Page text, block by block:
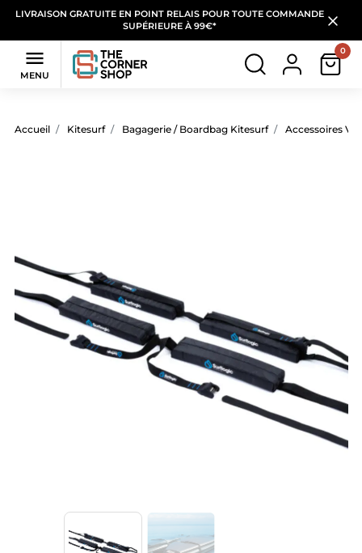
LIVRAISON GRATUITE EN POINT RELAIS POUR TOUTE COMMANDE
SUPÉRIEURE À 99€*

MENU
0
Accueil Kitesurf Bagagerie / Boardbag Kitesurf Accessoires